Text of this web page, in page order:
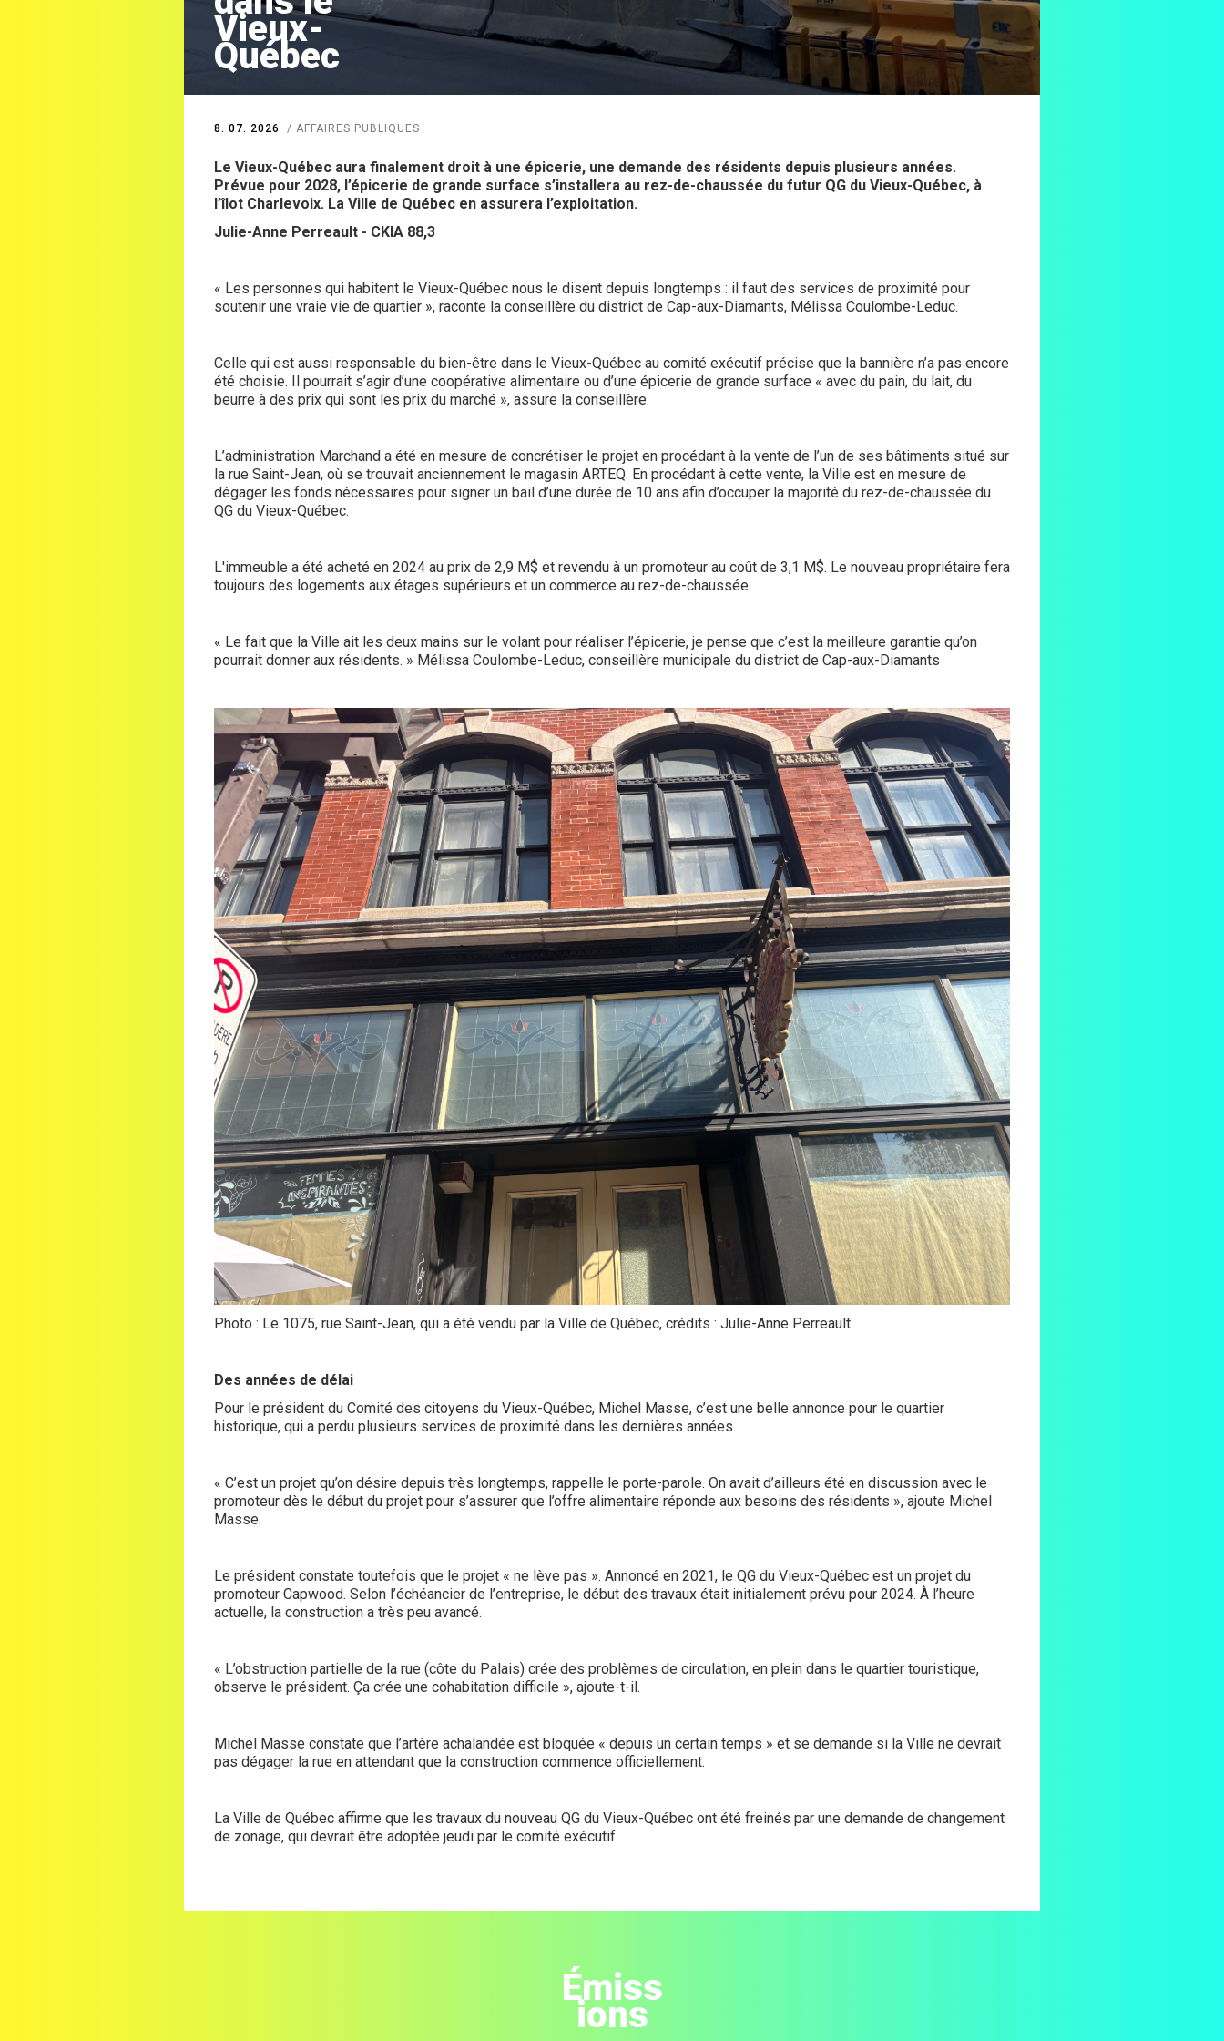
Vieux-
Québec
8. 07. 2026 AFFAIRES PUBLIQUES
Le Vieux-Québec aura finalement droit à une épicerie, une demande des résidents depuis plusieurs années.
Prévue pour 2028, l’épicerie de grande surface s’installera au rez-de-chaussée du futur QG du Vieux-Québec, à
l’îlot Charlevoix. La Ville de Québec en assurera l’exploitation.
Julie-Anne Perreault - CKIA 88,3
« Les personnes qui habitent le Vieux-Québec nous le disent depuis longtemps : il faut des services de proximité pour
soutenir une vraie vie de quartier », raconte la conseillère du district de Cap-aux-Diamants, Mélissa Coulombe-Leduc.
Celle qui est aussi responsable du bien-être dans le Vieux-Québec au comité exécutif précise que la bannière n’a pas encore
été choisie. Il pourrait s’agir d’une coopérative alimentaire ou d’une épicerie de grande surface « avec du pain, du lait, du
beurre à des prix qui sont les prix du marché », assure la conseillère.
L’administration Marchand a été en mesure de concrétiser le projet en procédant à la vente de l’un de ses bâtiments situé sur
la rue Saint-Jean, où se trouvait anciennement le magasin ARTEQ. En procédant à cette vente, la Ville est en mesure de
dégager les fonds nécessaires pour signer un bail d’une durée de 10 ans afin d’occuper la majorité du rez-de-chaussée du
QG du Vieux-Québec.
L'immeuble a été acheté en 2024 au prix de 2,9 M$ et revendu à un promoteur au coût de 3,1 M$. Le nouveau propriétaire fera
toujours des logements aux étages supérieurs et un commerce au rez-de-chaussée.
« Le fait que la Ville ait les deux mains sur le volant pour réaliser l’épicerie, je pense que c’est la meilleure garantie qu’on
pourrait donner aux résidents. » Mélissa Coulombe-Leduc, conseillère municipale du district de Cap-aux-Diamants
Photo : Le 1075, rue Saint-Jean, qui a été vendu par la Ville de Québec, crédits : Julie-Anne Perreault
Des années de délai
Pour le président du Comité des citoyens du Vieux-Québec, Michel Masse, c’est une belle annonce pour le quartier
historique, qui a perdu plusieurs services de proximité dans les dernières années.
« C’est un projet qu’on désire depuis très longtemps, rappelle le porte-parole. On avait d’ailleurs été en discussion avec le
promoteur dès le début du projet pour s’assurer que l’offre alimentaire réponde aux besoins des résidents », ajoute Michel
Masse.
Le président constate toutefois que le projet « ne lève pas ». Annoncé en 2021, le QG du Vieux-Québec est un projet du
promoteur Capwood. Selon l’échéancier de l’entreprise, le début des travaux était initialement prévu pour 2024. À l’heure
actuelle, la construction a très peu avancé.
« L’obstruction partielle de la rue (côte du Palais) crée des problèmes de circulation, en plein dans le quartier touristique,
observe le président. Ça crée une cohabitation difficile », ajoute-t-il.
Michel Masse constate que l’artère achalandée est bloquée « depuis un certain temps » et se demande si la Ville ne devrait
pas dégager la rue en attendant que la construction commence officiellement.
La Ville de Québec affirme que les travaux du nouveau QG du Vieux-Québec ont été freinés par une demande de changement
de zonage, qui devrait être adoptée jeudi par le comité exécutif.
Émiss
ions